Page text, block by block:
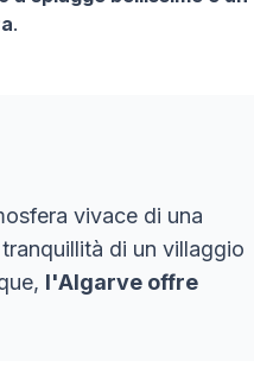
.
vivace di una
di un villaggio
l'Algarve offre